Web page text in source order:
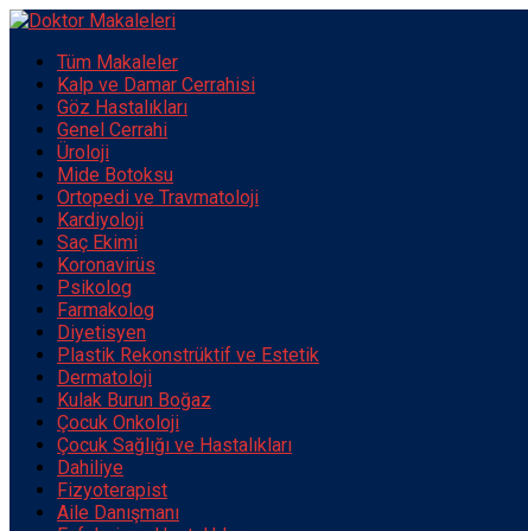
Tüm Makaleler
Kalp ve Damar Cerrahisi
Göz Hastalıkları
Genel Cerrahi
Üroloji
Mide Botoksu
Ortopedi ve Travmatoloji
Kardiyoloji
Saç Ekimi
Koronavirüs
Psikolog
Farmakolog
Diyetisyen
Plastik Rekonstrüktif ve Estetik
Dermatoloji
Kulak Burun Boğaz
Çocuk Onkoloji
Çocuk Sağlığı ve Hastalıkları
Dahiliye
Fizyoterapist
Aile Danışmanı